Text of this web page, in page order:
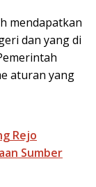
mendapatkan
dan yang di
aturan yang
Rejo
Sumber